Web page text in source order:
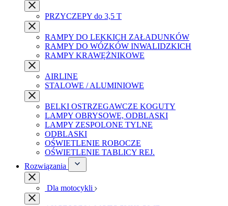
PRZYCZEPY do 3,5 T
RAMPY DO LEKKICH ZAŁADUNKÓW
RAMPY DO WÓZKÓW INWALIDZKICH
RAMPY KRAWĘŻNIKOWE
AIRLINE
STALOWE / ALUMINIOWE
BELKI OSTRZEGAWCZE KOGUTY
LAMPY OBRYSOWE, ODBLASKI
LAMPY ZESPOLONE TYLNE
ODBLASKI
OŚWIETLENIE ROBOCZE
OŚWIETLENIE TABLICY REJ.
Rozwiązania
Dla motocykli